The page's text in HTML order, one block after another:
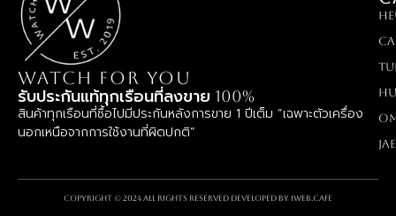
WATCH FOR YOU
รับประกันแท้ทุกเรือนที่ลงขาย 100%
สินค้าทุกเรือนที่ซื้อไปมีประกันหลังการขาย 1 ปีเต็ม “เฉพาะตัวเครื่อง
นอกเหนือจากการใช้งานที่ผิดปกติ”
Copyright © 2024 All rights reserved Developed by iWeb.cafe